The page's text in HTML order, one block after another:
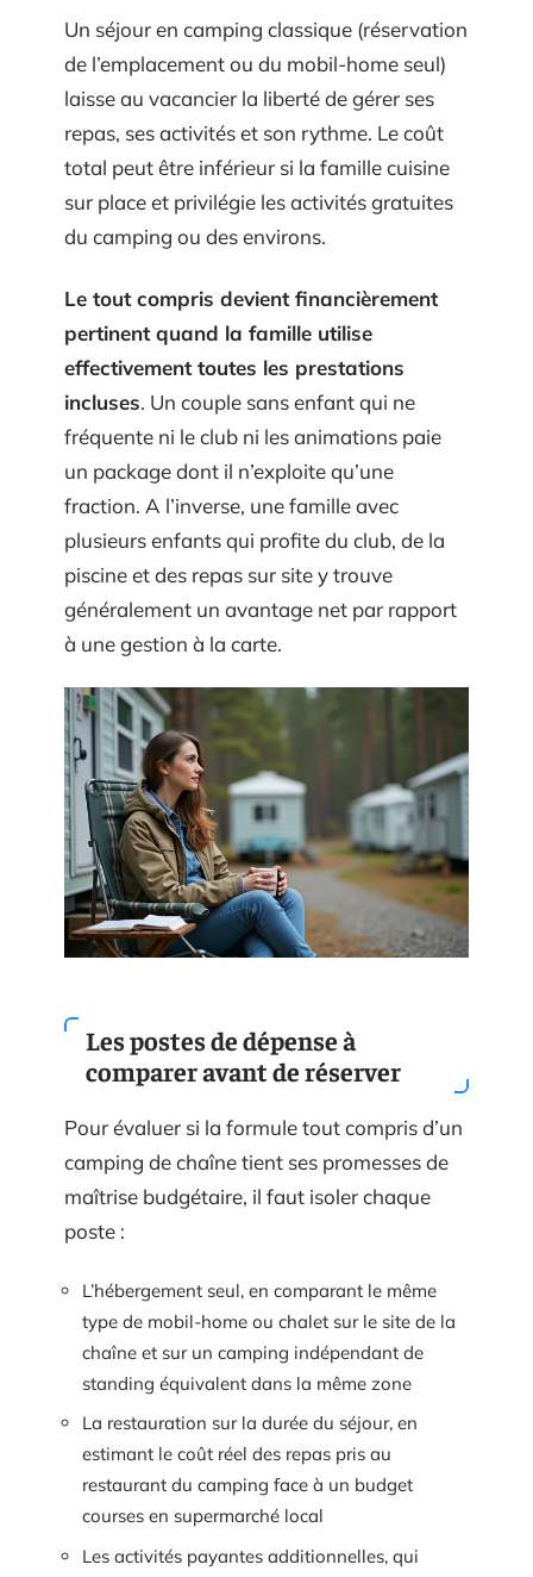
Un séjour en camping classique (réservation
de l’emplacement ou du mobil-home seul)
laisse au vacancier la liberté de gérer ses
repas, ses activités et son rythme. Le coût
total peut être inférieur si la famille cuisine
sur place et privilégie les activités gratuites
du camping ou des environs.
Le tout compris devient financièrement
pertinent quand la famille utilise
effectivement toutes les prestations
incluses. Un couple sans enfant qui ne
fréquente ni le club ni les animations paie
un package dont il n’exploite qu’une
fraction. A l’inverse, une famille avec
plusieurs enfants qui profite du club, de la
piscine et des repas sur site y trouve
généralement un avantage net par rapport
à une gestion à la carte.
Les postes de dépense à
comparer avant de réserver
Pour évaluer si la formule tout compris d’un
camping de chaîne tient ses promesses de
maîtrise budgétaire, il faut isoler chaque
poste :
L’hébergement seul, en comparant le même
type de mobil-home ou chalet sur le site de la
chaîne et sur un camping indépendant de
standing équivalent dans la même zone
La restauration sur la durée du séjour, en
estimant le coût réel des repas pris au
restaurant du camping face à un budget
courses en supermarché local
Les activités payantes additionnelles, qui